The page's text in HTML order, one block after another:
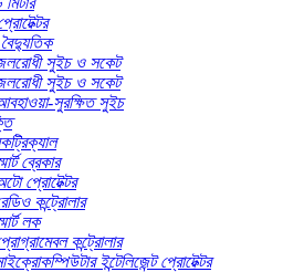
সুইচ ও সকেট
সুইচ ও সকেট
সুরক্ষিত সুইচ
ব্রেকার
প্রোটেক্টর
কন্ট্রোলার
লক
কন্ট্রোলার
ইন্টেলিজেন্ট প্রোটেক্টর